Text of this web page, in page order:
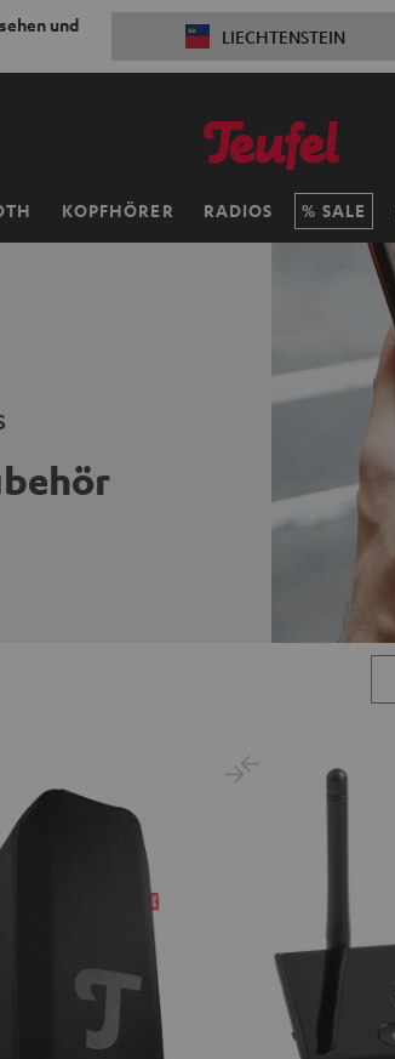
und
LIECHTENSTEIN
KOPFHÖRER RADIOS SALE